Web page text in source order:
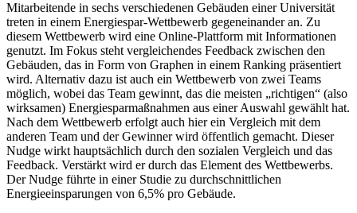
Mitarbeitende in sechs verschiedenen Gebäuden einer Universität
treten in einem Energiespar-Wettbewerb gegeneinander an. Zu
diesem Wettbewerb wird eine Online-Plattform mit Informationen
genutzt. Im Fokus steht vergleichendes Feedback zwischen den
Gebäuden, das in Form von Graphen in einem Ranking präsentiert
wird. Alternativ dazu ist auch ein Wettbewerb von zwei Teams
möglich, wobei das Team gewinnt, das die meisten „richtigen“ (also
wirksamen) Energiesparmaßnahmen aus einer Auswahl gewählt hat.
Nach dem Wettbewerb erfolgt auch hier ein Vergleich mit dem
anderen Team und der Gewinner wird öffentlich gemacht. Dieser
Nudge wirkt hauptsächlich durch den sozialen Vergleich und das
Feedback. Verstärkt wird er durch das Element des Wettbewerbs.
Der Nudge führte in einer Studie zu durchschnittlichen
Energieeinsparungen von 6,5% pro Gebäude.